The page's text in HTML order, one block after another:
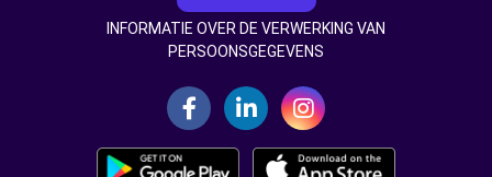
INFORMATIE OVER DE VERWERKING VAN
PERSOONSGEGEVENS